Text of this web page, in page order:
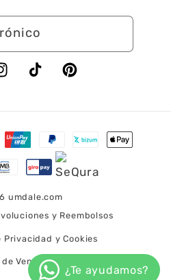
TikTok Pinterest
umdale.com
y Reembolsos
Privacidad y Cookies
Venta Condiciones de Envío